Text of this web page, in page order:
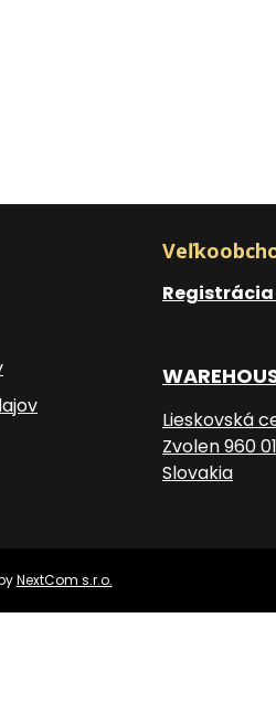
Registrácia
Lieskovská
Zvolen 960 01
Slovakia
NextCom s.r.o.